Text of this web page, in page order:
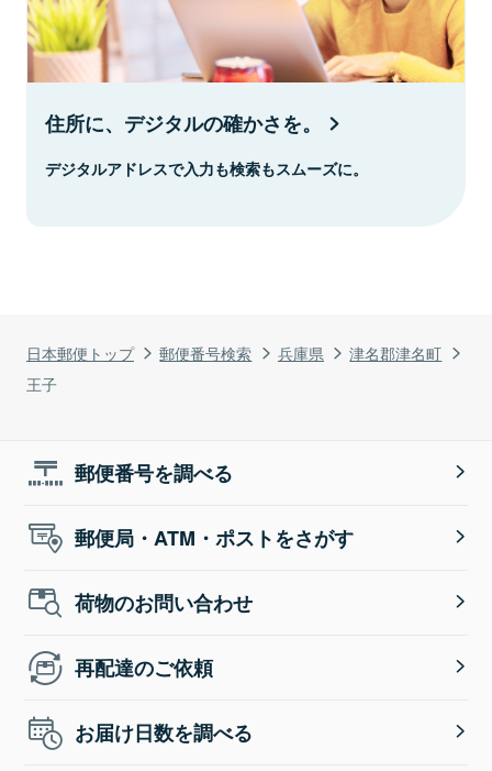
日本郵便トップ 郵便番号検索 兵庫県
津名郡津名町
王子
住所に、デジタルの確かさを。
デジタルアドレスで入力も検索もスムーズに。
郵便番号を調べる
郵便局・ATM・ポストをさがす
荷物のお問い合わせ
再配達のご依頼
お届け日数を調べる